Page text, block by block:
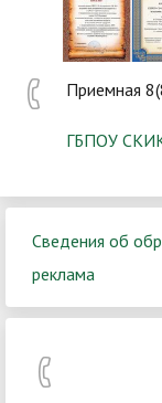
Приемная
ГБПОУ
Сведения об
реклама